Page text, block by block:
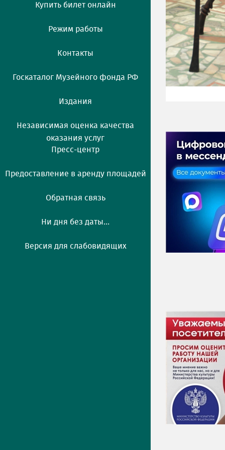
Купить билет онлайн
Режим работы
Контакты
Госкаталог Музейного фонда РФ
Издания
Независимая оценка качества
оказания услуг
Пресс-центр
Предоставление в аренду площадей
Обратная связь
Ни дня без даты...
Версия для слабовидящих